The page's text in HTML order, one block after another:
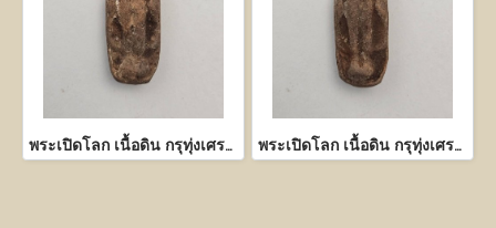
พระเปิดโลก เนื้อดิน กรุทุ่งเศรษฐี กำแพงเพชร พระเปิดโลก เนื้อดิน กรุทุ่งเศรษฐี กำแพงเพชร